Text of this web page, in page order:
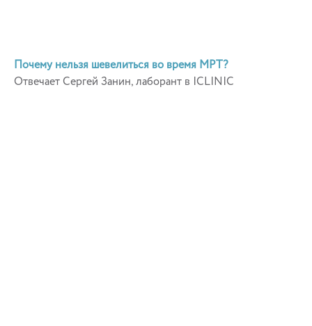
Почему нельзя шевелиться во время МРТ?
Отвечает Сергей Занин, лаборант в ICLINIC